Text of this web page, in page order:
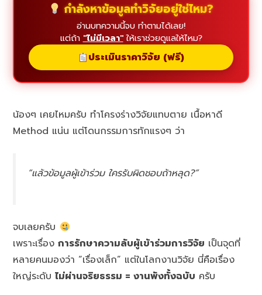
กำลังหาข้อมูลทำวิจัยอยู่ใช่ไหม?
อ่านบทความนี้จบ ทำตามได้เลย!
แต่ถ้า "ไม่มีเวลา"ให้เราช่วยดูแลให้ไหม?
ประเมินราคาวิจัย (ฟรี)
น้องๆ เคยไหมครับ ทำโครงร่างวิจัยแทบตาย เนื้อหาดี
Method แน่น แต่โดนกรรมการทักแรงๆ ว่า
“แล้วข้อมูลผู้เข้าร่วม ใครรับผิดชอบถ้าหลุด?”
จบเลยครับ
เพราะเรื่องการรักษาความลับผู้เข้าร่วมการวิจัย เป็นจุดที่
หลายคนมองว่า “เรื่องเล็ก” แต่ในโลกงานวิจัย นี่คือเรื่อง
ใหญ่ระดับไม่ผ่านจริยธรรม = งานพังทั้งฉบับ ครับ